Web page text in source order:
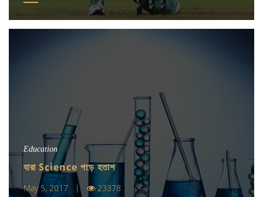
Education
যারা Science পড়ে হতাশ
May 5, 2017 | 23378